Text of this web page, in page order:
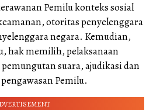
Pemilu konteks sosial
otoritas penyelenggara
negara. Kemudian,
hak memilih, pelaksanaan
suara, ajudikasi dan
Pemilu.